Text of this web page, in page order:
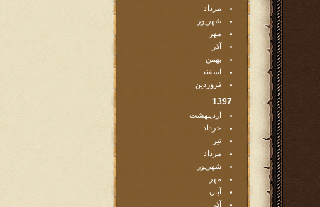
مرداد
شهریور
مهر
آذر
بهمن
اسفند
فروردین
1397
اردیبهشت
خرداد
تیر
مرداد
شهریور
مهر
آبان
آذر